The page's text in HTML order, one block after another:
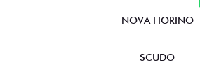
NOVA FIORINO
SCUDO